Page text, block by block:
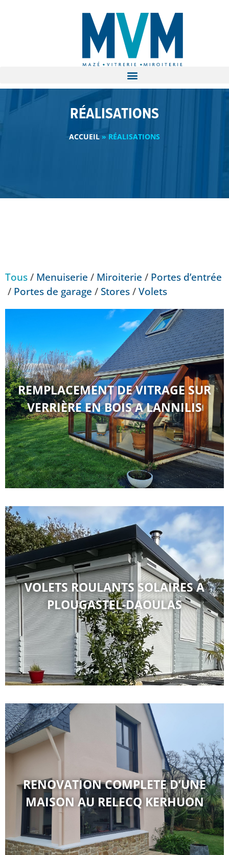
RÉALISATIONS
ACCUEIL»RÉALISATIONS
Tous/ Menuiserie / Miroiterie / Portes d’entrée
/ Portes de garage / Stores/Volets
REMPLACEMENT DE VITRAGE SUR
VERRIÈRE EN BOIS A LANNILIS
VOLETS ROULANTS SOLAIRES A
PLOUGASTEL-DAOULAS
RENOVATION COMPLETE D’UNE
MAISON AU RELECQ KERHUON